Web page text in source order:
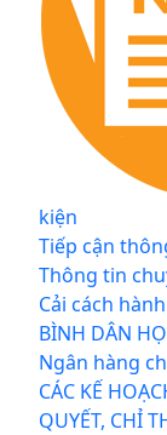
kiện
Tiếp cận
Thông tin
Cải cách
BÌNH DÂN
Ngân hàng
CÁC KẾ
QUYẾT, CHỈ